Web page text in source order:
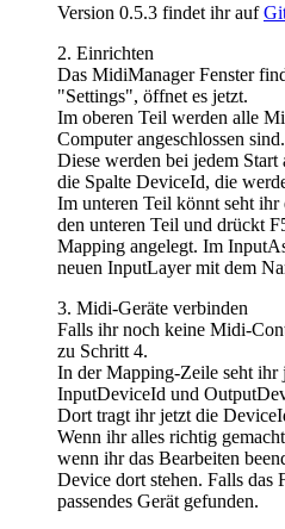
Version 0.5.3 findet ihr auf
2. Einrichten
Das MidiManager Fenster
"Settings", öffnet es jetzt.
Im oberen Teil werden alle
Computer angeschlossen sind.
Diese werden bei jedem
die Spalte DeviceId, die
Im unteren Teil könnt seht
den unteren Teil und drückt
Mapping angelegt. Im
neuen InputLayer mit dem
3. Midi-Geräte verbinden
Falls ihr noch keine Midi-
zu Schritt 4.
In der Mapping-Zeile seht ihr
InputDeviceId und
Dort tragt ihr jetzt die
Wenn ihr alles richtig
wenn ihr das Bearbeiten
Device dort stehen. Falls das
passendes Gerät gefunden.